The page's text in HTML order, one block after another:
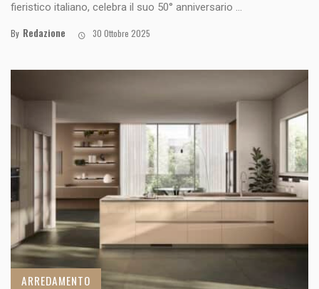
fieristico italiano, celebra il suo 50° anniversario ...
By Redazione 30 Ottobre 2025
ARREDAMENTO